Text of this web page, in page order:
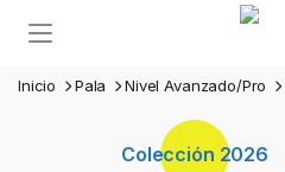
Inicio Pala Nivel Avanzado/Pro
Colección 2026